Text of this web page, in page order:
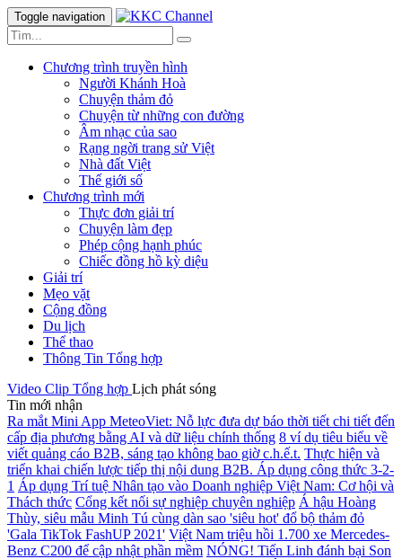
Toggle navigation
Chương trình truyền hình
Người Khánh Hoà
Chuyện thảm đỏ
Chuyện từ những con đường
Âm nhạc của sao
Rạng ngời trang sử Việt
Nhà đất Việt
Thế giới số
Chương trình mới
Thực đơn giải trí
Chuyện làm đẹp
Phép cộng hạnh phúc
Chiếc đồng hồ kỳ diệu
Giải trí
Mẹo vặt
Cộng đồng
Du lịch
Thể thao
Thông Tin Tổng hợp
Video Clip Tổng hợp Lịch phát sóng
Tin mới nhận
Ra mắt Mini App MeteoViet: Nỗ lực đưa dự báo thời tiết chi tiết đến
cấp địa phương bằng AI và dữ liệu chính thống 8 ví dụ tiêu biểu về
viết quảng cáo B2B, sáng tạo không bao giờ c.h.ế.t. Thực hiện và
triển khai chiến lược tiếp thị nội dung B2B. Áp dụng công thức 3-2-
1 Áp dụng Trí tuệ Nhân tạo vào Doanh nghiệp Việt Nam: Cơ hội và
Thách thức Cổng kết nối sự nghiệp chuyên nghiệp Á hậu Hoàng
Thùy, siêu mẫu Minh Tú cùng dàn sao 'siêu hot' đổ bộ thảm đỏ
'Gala TikTok FashUP 2021' Việt Nam triệu hồi 1.700 xe Mercedes-
Benz C200 để cập nhật phần mềm NÓNG! Tiến Linh đánh bại Son